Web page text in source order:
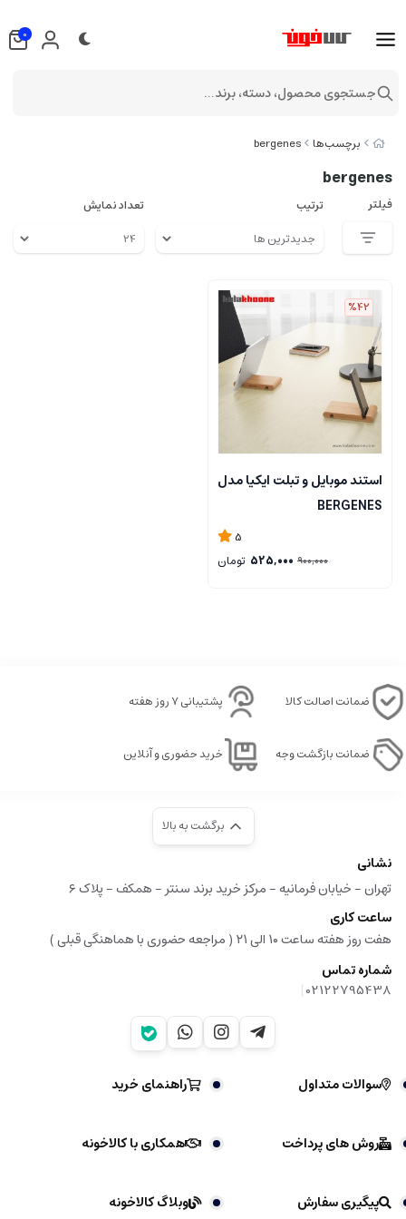
برچسب‌ها bergenes
bergenes
فیلتر ترتیب تعداد نمایش
%42
استند موبایل و تبلت ایکیا مدل
BERGENES
5
900,000
525,000 تومان
ضمانت اصالت کالا پشتیبانی ۷ روز هفته
ضمانت بازگشت وجه خرید حضوری و آنلاین
برگشت به بالا
نشانی
تهران - خیابان فرمانیه - مرکز خرید برند سنتر - همکف - پلاک ۶
ساعت کاری
هفت روز هفته ساعت ۱۰ الی ۲۱ ( مراجعه حضوری با هماهنگی قبلی )
شماره تماس
02122795438
|
سوالات متداول راهنمای خرید
روش های پرداخت همکاری با کالاخونه
پیگیری سفارش وبلاگ کالاخونه
0
جستجوی محصول، دسته، برند...